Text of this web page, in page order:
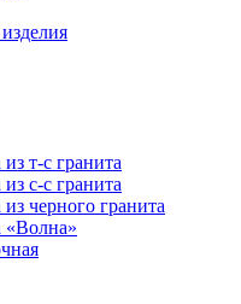
т-с гранита
с-с гранита
черного гранита
«Волна»